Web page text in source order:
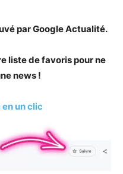
par Google Actualité.
liste de favoris pour ne
news !
un clic